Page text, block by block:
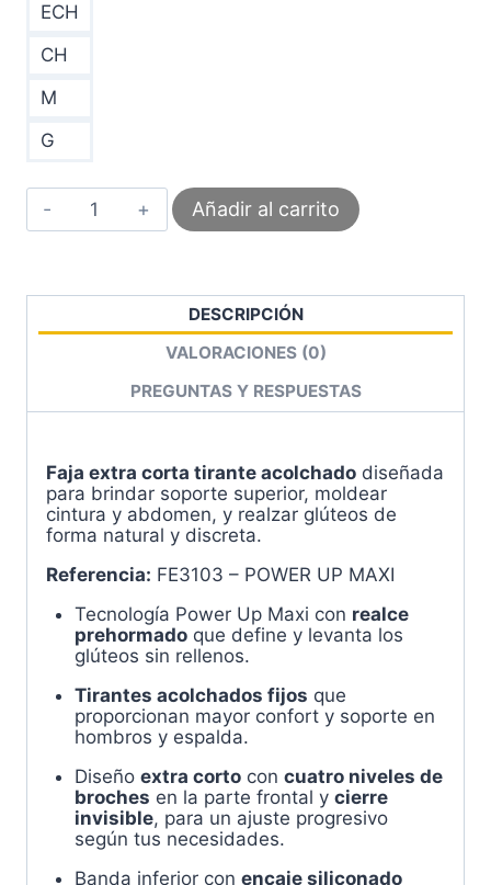
ECH
CH
M
G
Faja
Extra
Realce
4
Power
Up
Maxi
FE3103
Añadir al carrito
DESCRIPCIÓN
VALORACIONES (0)
PREGUNTAS Y RESPUESTAS
Faja extra corta tirante acolchado diseñada
para brindar soporte superior, moldear
cintura y abdomen, y realzar glúteos de
forma natural y discreta.
Referencia: FE3103 – POWER UP MAXI
Tecnología Power Up Maxi con realce
prehormadoque define y levanta los
glúteos sin rellenos.
Tirantes acolchados fijos que
proporcionan mayor confort y soporte en
hombros y espalda.
Diseño extra cortocon cuatro niveles de
broches en la parte frontal y cierre
invisible, para un ajuste progresivo
según tus necesidades.
Banda inferior con encaje siliconado